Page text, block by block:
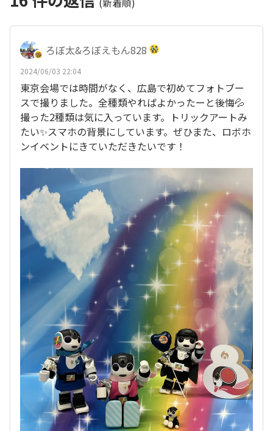
ろぼ太&ろぼえもん828
2024/06/03 22:04
東京会場では時間がなく、広島で初めてフォトブー
スで撮りました。全種類やればよかったーと後悔💦
撮った2種類は気に入っています。トリックアートみ
たい✨スマホの背景にしています。ぜひまた、ロボホ
ンイベントにきていただきたいです！